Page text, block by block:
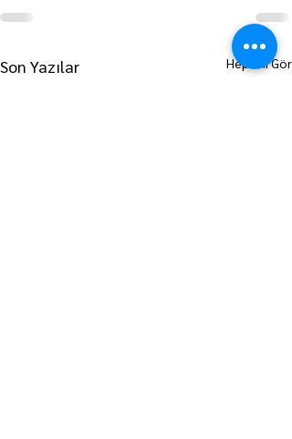
Son Yazılar Hepsini Gör